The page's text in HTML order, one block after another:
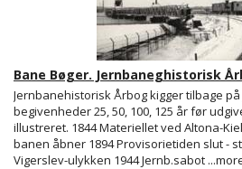
Bane Bøger. Jernbaneghistorisk
Jernbanehistorisk Årbog kigger tilbage
begivenheder 25, 50, 100, 125 år før
illustreret. 1844 Materiellet ved Altona-
banen åbner 1894 Provisorietiden slut -
Vigerslev-ulykken 1944 Jernb.sabot